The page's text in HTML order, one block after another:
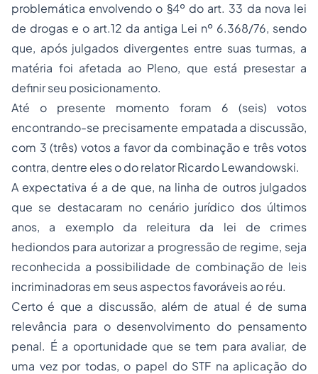
problemática envolvendo o §4º do art. 33 da nova lei
de drogas e o art.12 da antiga Lei nº 6.368/76, sendo
que, após julgados divergentes entre suas turmas, a
matéria foi afetada ao Pleno, que está presestar a
definir seu posicionamento.
Até o presente momento foram 6 (seis) votos
encontrando-se precisamente empatada a discussão,
com 3 (três) votos a favor da combinação e três votos
contra, dentre eles o do relator Ricardo Lewandowski.
A expectativa é a de que, na linha de outros julgados
que se destacaram no cenário jurídico dos últimos
anos, a exemplo da releitura da lei de crimes
hediondos para autorizar a progressão de regime, seja
reconhecida a possibilidade de combinação de leis
incriminadoras em seus aspectos favoráveis ao réu.
Certo é que a discussão, além de atual é de suma
relevância para o desenvolvimento do pensamento
penal. É a oportunidade que se tem para avaliar, de
uma vez por todas, o papel do STF na aplicação do